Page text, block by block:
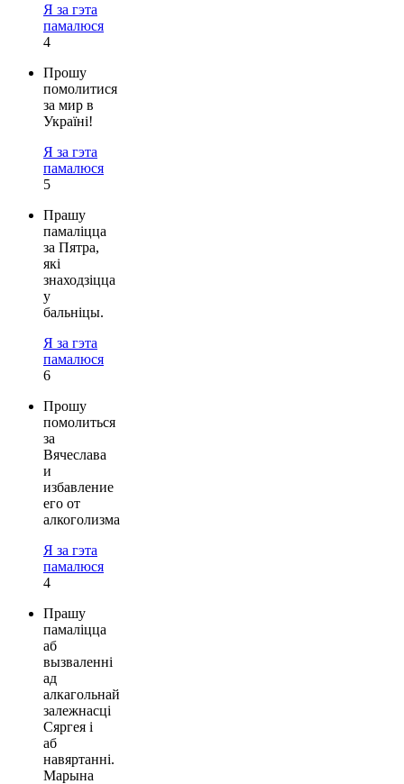
Я за гэта
памалюся
4
Прошу
помолитися
за мир в
Україні!
Я за гэта
памалюся
5
Прашу
памалiцца
за Пятра,
якi
знаходзiцца
у
бальнiцы.
Я за гэта
памалюся
6
Прошу
помолиться
за
Вячеслава
и
избавление
его от
алкоголизма
Я за гэта
памалюся
4
Прашу
памаліцца
аб
вызваленні
ад
алкагольнай
залежнасці
Сяргея і
аб
навяртанні.
Марына